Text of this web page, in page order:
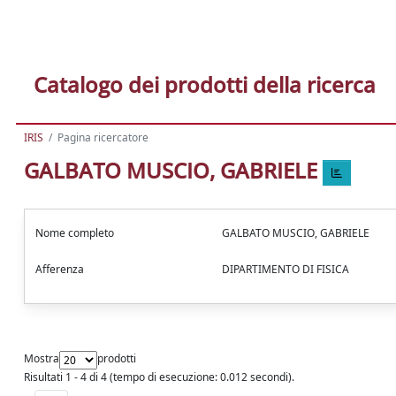
Catalogo dei prodotti della ricerca
IRIS Pagina ricercatore
GALBATO MUSCIO, GABRIELE
Nome completo GALBATO MUSCIO, GABRIELE
Afferenza DIPARTIMENTO DI FISICA
Mostra
prodotti
Risultati 1 - 4 di 4 (tempo di esecuzione: 0.012 secondi).